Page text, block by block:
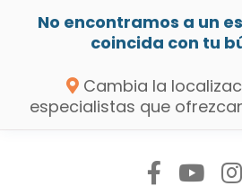
No encontramos a un
coincida con tu
Cambia la
especialistas que